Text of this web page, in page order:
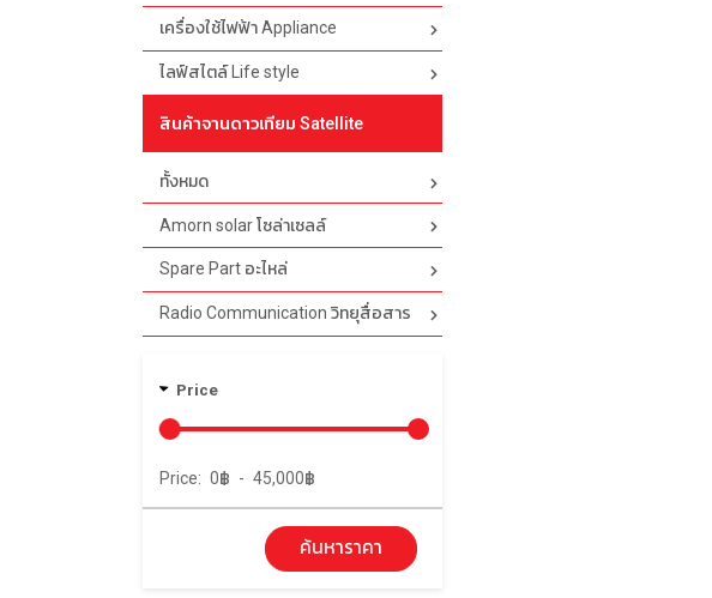
เครื่องใช้ไฟฟ้า Appliance
ไลฟ์สไตล์ Life style
สินค้าจานดาวเทียม Satellite
ทั้งหมด
Amorn solar โซล่าเซลล์
Spare Part อะไหล่
Radio Communication วิทยุสื่อสาร
Price
Price: 0฿ - 45,000฿
ค้นหาราคา